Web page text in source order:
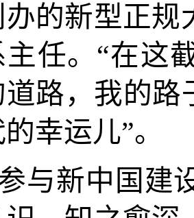
办的新型正
主任。“在这
道路，我的
幸运儿”。
与新中国建